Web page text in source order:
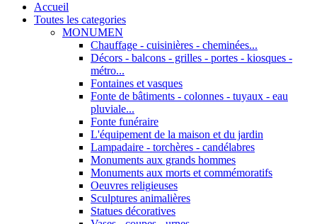
Accueil
Toutes les categories
MONUMEN
Chauffage - cuisinières - cheminées...
Décors - balcons - grilles - portes - kiosques -
métro...
Fontaines et vasques
Fonte de bâtiments - colonnes - tuyaux - eau
pluviale...
Fonte funéraire
L'équipement de la maison et du jardin
Lampadaire - torchères - candélabres
Monuments aux grands hommes
Monuments aux morts et commémoratifs
Oeuvres religieuses
Sculptures animalières
Statues décoratives